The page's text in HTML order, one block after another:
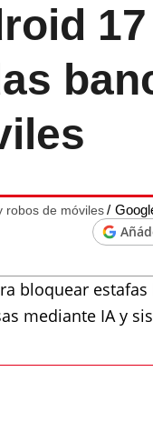
robos de móviles
bloquear estafas
mediante IA y